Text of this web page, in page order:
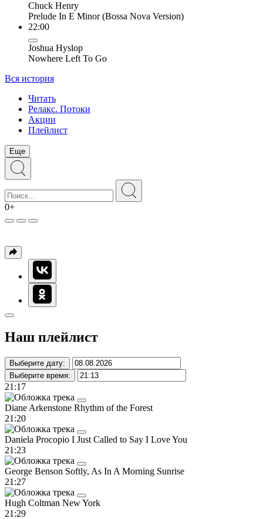
Chuck Henry
Prelude In E Minor (Bossa Nova Version)
22:00
Joshua Hyslop
Nowhere Left To Go
Вся история
Читать
Релакс. Потоки
Акции
Плейлист
Еще
0+
Наш плейлист
Выберите дату:
Выберите время:
21:17
Diane Arkenstone Rhythm of the Forest
21:20
Daniela Procopio I Just Called to Say I Love You
21:23
George Benson Softly, As In A Morning Sunrise
21:27
Hugh Coltman New York
21:29